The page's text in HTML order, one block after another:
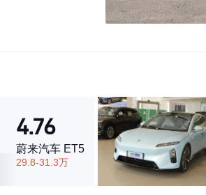
4.76
蔚来汽车 ET5
29.8-31.3万